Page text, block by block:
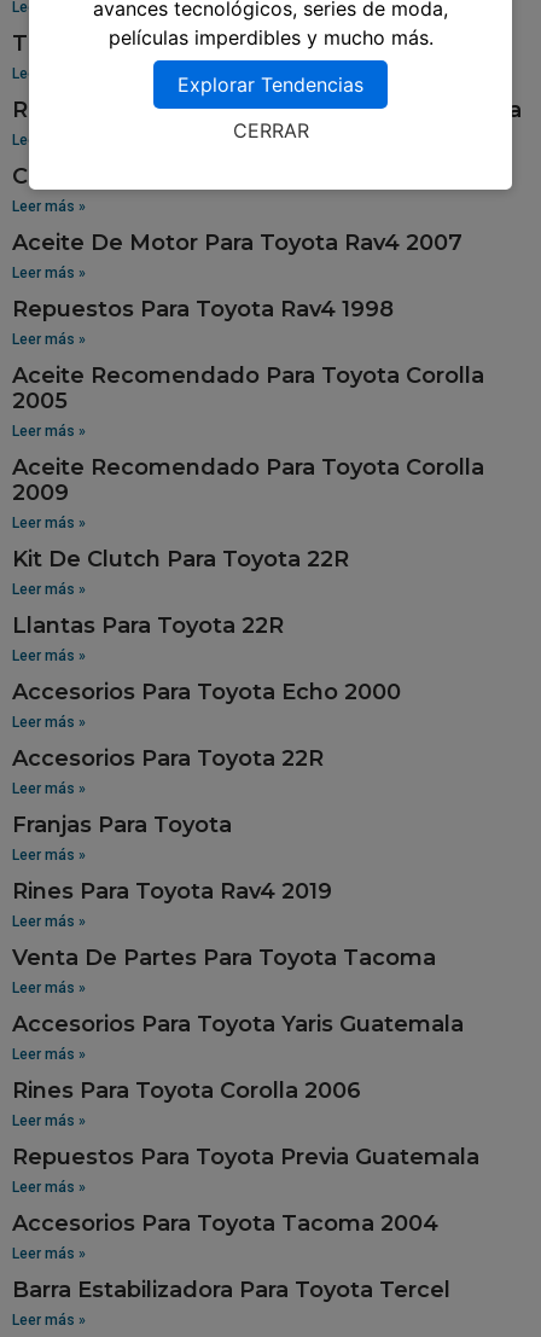
Leer más »
Tablero Para Toyota 94
Leer más »
Repuestos Para Toyota Sienna En Guatemala
Leer más »
Cola De Pato Para Toyota Tercel
Leer más »
Aceite De Motor Para Toyota Rav4 2007
Leer más »
Repuestos Para Toyota Rav4 1998
Leer más »
Aceite Recomendado Para Toyota Corolla
2005
Leer más »
Aceite Recomendado Para Toyota Corolla
2009
Leer más »
Kit De Clutch Para Toyota 22R
Leer más »
Llantas Para Toyota 22R
Leer más »
Accesorios Para Toyota Echo 2000
Leer más »
Accesorios Para Toyota 22R
Leer más »
Franjas Para Toyota
Leer más »
Rines Para Toyota Rav4 2019
Leer más »
Venta De Partes Para Toyota Tacoma
Leer más »
Accesorios Para Toyota Yaris Guatemala
Leer más »
Rines Para Toyota Corolla 2006
Leer más »
Repuestos Para Toyota Previa Guatemala
Leer más »
Accesorios Para Toyota Tacoma 2004
Leer más »
Barra Estabilizadora Para Toyota Tercel
Leer más »
avances tecnológicos, series de moda,
películas imperdibles y mucho más.
Explorar Tendencias
CERRAR